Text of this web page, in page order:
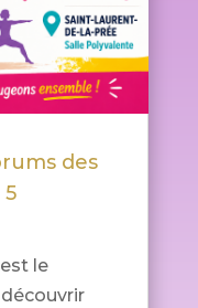
des
5
le